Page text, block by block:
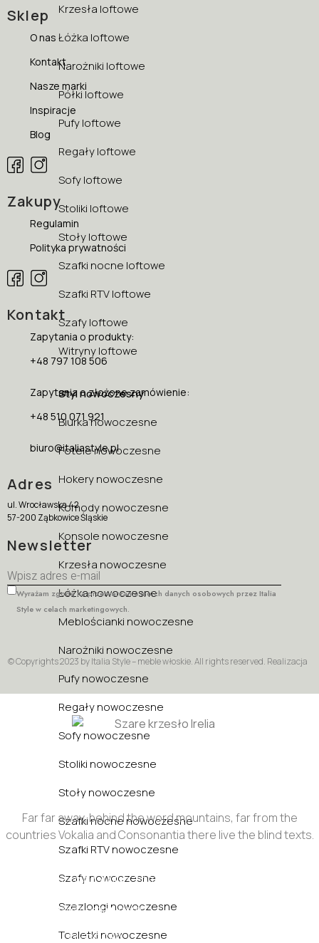
Krzesła loftowe
Łóżka loftowe
Narożniki loftowe
Półki loftowe
Pufy loftowe
Regały loftowe
Sofy loftowe
Stoliki loftowe
Stoły loftowe
Szafki nocne loftowe
Szafki RTV loftowe
Szafy loftowe
Witryny loftowe
Styl nowoczesny
Biurka nowoczesne
Fotele nowoczesne
Hokery nowoczesne
Komody nowoczesne
Konsole nowoczesne
Krzesła nowoczesne
Łóżka nowoczesne
Meblościanki nowoczesne
Narożniki nowoczesne
Pufy nowoczesne
Regały nowoczesne
Sofy nowoczesne
Stoliki nowoczesne
Stoły nowoczesne
Szafki nocne nowoczesne
Szafki RTV nowoczesne
Szafy nowoczesne
Szezlongi nowoczesne
Toaletki nowoczesne
Sklep
O nas
Kontakt
Nasze marki
Inspiracje
Blog
Zakupy
Regulamin
Polityka prywatności
Kontakt
Zapytania o produkty:
+48 797 108 506
Zapytania o złożone zamówienie:
+48 510 071 921
biuro@italiastyle.pl
Adres
ul. Wrocławska 42
57-200 Ząbkowice Śląskie
Newsletter
Wyrażam zgodę na przetwarzanie moich danych osobowych przez Italia
Style w celach marketingowych.
© Copyrights 2023 by Italia Style – meble włoskie. All rights reserved. Realizacja
Far far away, behind the word mountains, far from the
countries Vokalia and Consonantia there live the blind texts.
Sun - Sat : 9:00 AM - 17:00 PM
funiture@domain.com
(+62)81 32 539 780